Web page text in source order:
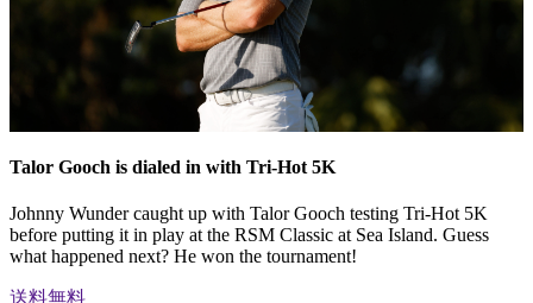
Talor Gooch is dialed in with Tri-Hot 5K
Johnny Wunder caught up with Talor Gooch testing Tri-Hot 5K
before putting it in play at the RSM Classic at Sea Island. Guess
what happened next? He won the tournament!
送料無料